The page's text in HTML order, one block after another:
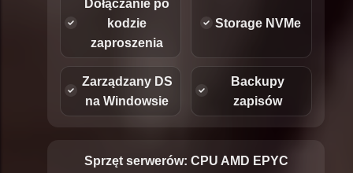
Dołączanie po
kodzie
zaproszenia
Storage NVMe
Zarządzany DS
na Windowsie
Backupy
zapisów
Sprzęt serwerów: CPU AMD EPYC